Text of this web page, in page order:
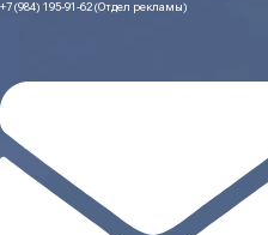
+7 (984) 195-91-62 (Отдел рекламы)